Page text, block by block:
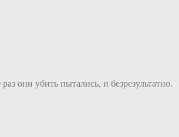
они убить пытались, и безрезультатно.